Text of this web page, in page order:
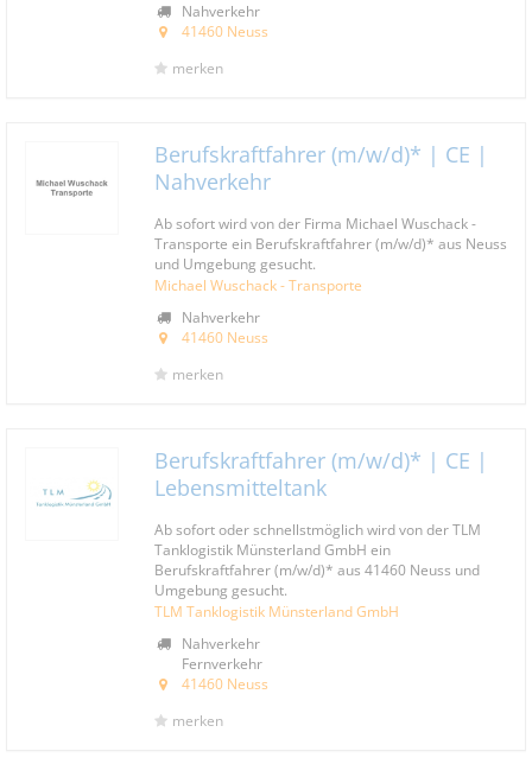
Nahverkehr
41460 Neuss
merken
Berufskraftfahrer (m/w/d)* | CE |
Nahverkehr
Ab sofort wird von der Firma Michael Wuschack -
Transporte ein Berufskraftfahrer (m/w/d)* aus Neuss
und Umgebung gesucht.
Michael Wuschack - Transporte
Nahverkehr
41460 Neuss
merken
Berufskraftfahrer (m/w/d)* | CE |
Lebensmitteltank
Ab sofort oder schnellstmöglich wird von der TLM
Tanklogistik Münsterland GmbH ein
Berufskraftfahrer (m/w/d)* aus 41460 Neuss und
Umgebung gesucht.
TLM Tanklogistik Münsterland GmbH
Nahverkehr
Fernverkehr
41460 Neuss
merken